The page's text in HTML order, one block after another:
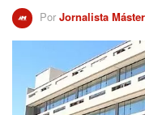
Por Jornalista Máster